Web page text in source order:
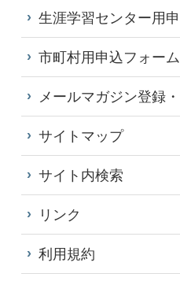
生涯学習センター用
市町村用申込フォーム
メールマガジン登録
サイトマップ
サイト内検索
リンク
利用規約